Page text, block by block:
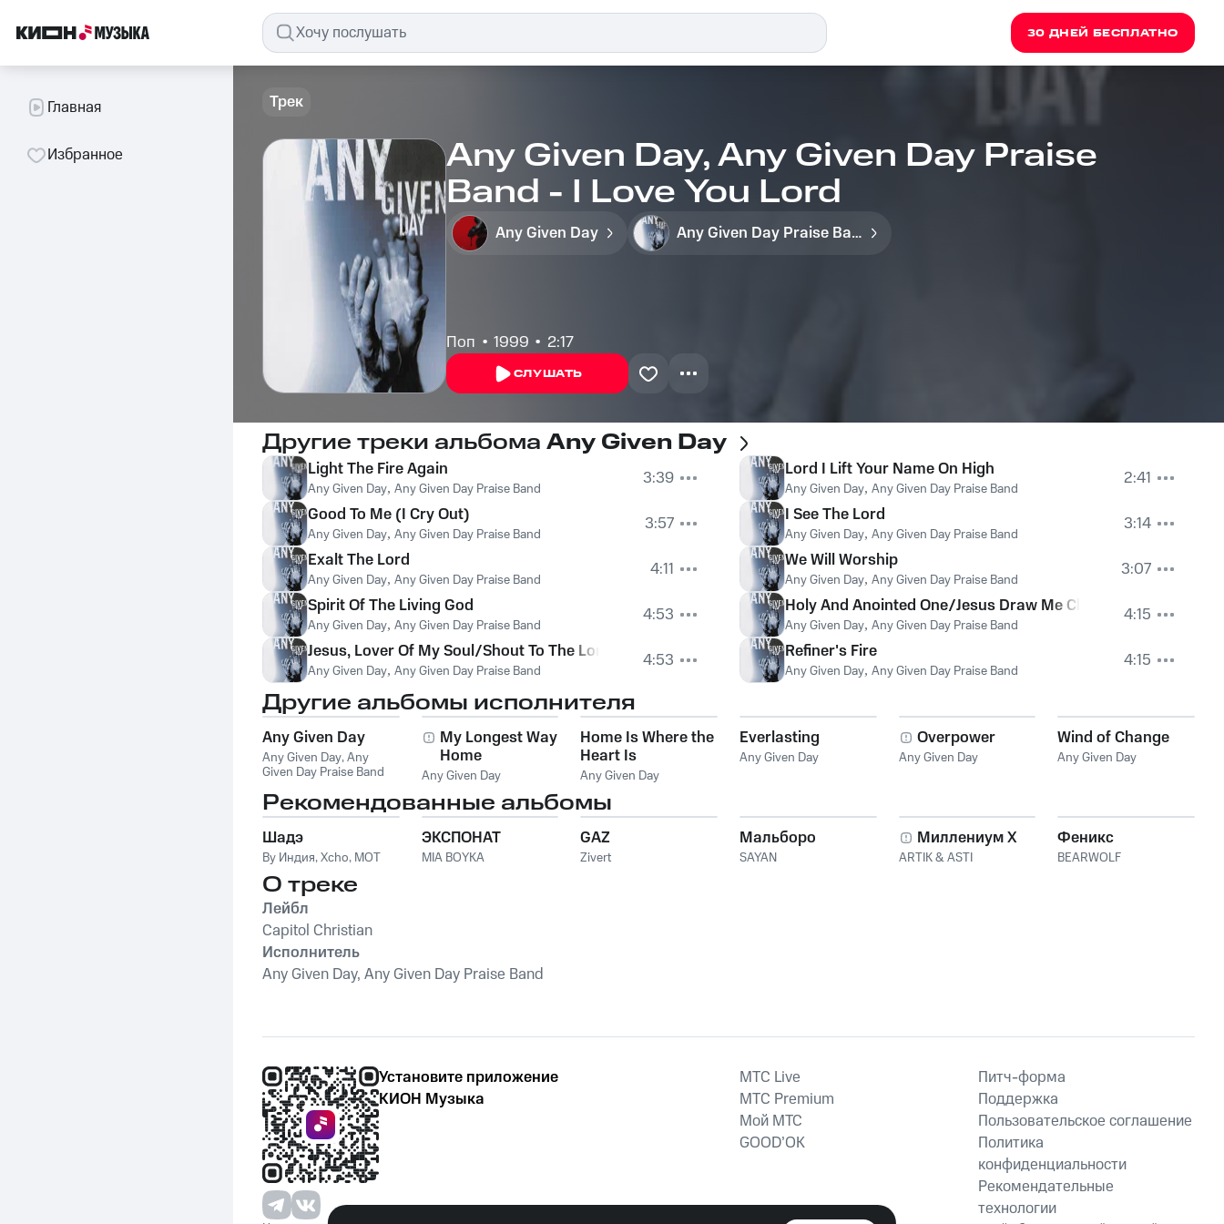
30 ДНЕЙ БЕСПЛАТНО
Главная
Избранное
Трек
Any Given Day, Any Given Day Praise
Band - I Love You Lord
Any Given Day Any Given Day Praise Band
Поп 1999 2:17
СЛУШАТЬ
Другие треки альбома Any Given Day
Light The Fire Again
Any Given Day, Any Given Day Praise Band
3:39
Good To Me (I Cry Out)
Any Given Day, Any Given Day Praise Band
3:57
Exalt The Lord
Any Given Day, Any Given Day Praise Band
4:11
Spirit Of The Living God
Any Given Day, Any Given Day Praise Band
4:53
Jesus, Lover Of My Soul/Shout To The Lord
Any Given Day, Any Given Day Praise Band 4:53
Lord I Lift Your Name On High
Any Given Day, Any Given Day Praise Band
2:41
I See The Lord
Any Given Day, Any Given Day Praise Band
3:14
We Will Worship
Any Given Day, Any Given Day Praise Band
3:07
Holy And Anointed One/Jesus Draw Me Close
Any Given Day, Any Given Day Praise Band
4:15
Refiner's Fire
Any Given Day, Any Given Day Praise Band 4:15
Другие альбомы исполнителя
Any Given Day
Any Given Day,Any
Given Day Praise Band
My Longest Way
Home
Any Given Day
Home Is Where the
Heart Is
Any Given Day
Everlasting
Any Given Day
Overpower
Any Given Day
Wind of Change
Any Given Day
Рекомендованные альбомы
Шадэ
By Индия,Xcho, MOT
ЭКСПОНАТ
MIA BOYKA
GAZ
Zivert
Мальборо
SAYAN
Миллениум X
ARTIK & ASTI
Феникс
BEARWOLF
О треке
Лейбл
Capitol Christian
Исполнитель
Any Given Day, Any Given Day Praise Band
Установите приложение
КИОН Музыка
MTС Live
MTС Premium
Мой МТС
GOOD’OK
Питч-форма
Поддержка
Пользовательское соглашение
Политика
конфиденциальности
Рекомендательные
технологии